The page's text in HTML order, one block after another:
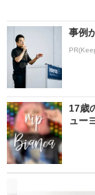
事例
17歳
ュー